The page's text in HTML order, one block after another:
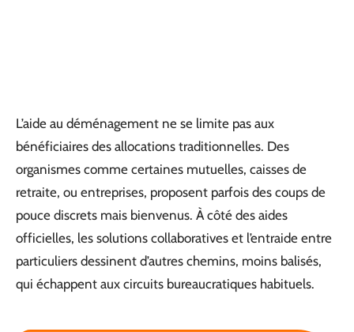
L’aide au déménagement ne se limite pas aux
bénéficiaires des allocations traditionnelles. Des
organismes comme certaines mutuelles, caisses de
retraite, ou entreprises, proposent parfois des coups de
pouce discrets mais bienvenus. À côté des aides
officielles, les solutions collaboratives et l’entraide entre
particuliers dessinent d’autres chemins, moins balisés,
qui échappent aux circuits bureaucratiques habituels.